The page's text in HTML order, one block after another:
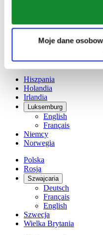
Moje dane
English
Dania
France
Hiszpania
Holandia
Irlandia
Luksemburg
English
Français
Niemcy
Norwegia
Polska
Rosja
Szwajcaria
Deutsch
Français
English
Szwecja
Wielka Brytania